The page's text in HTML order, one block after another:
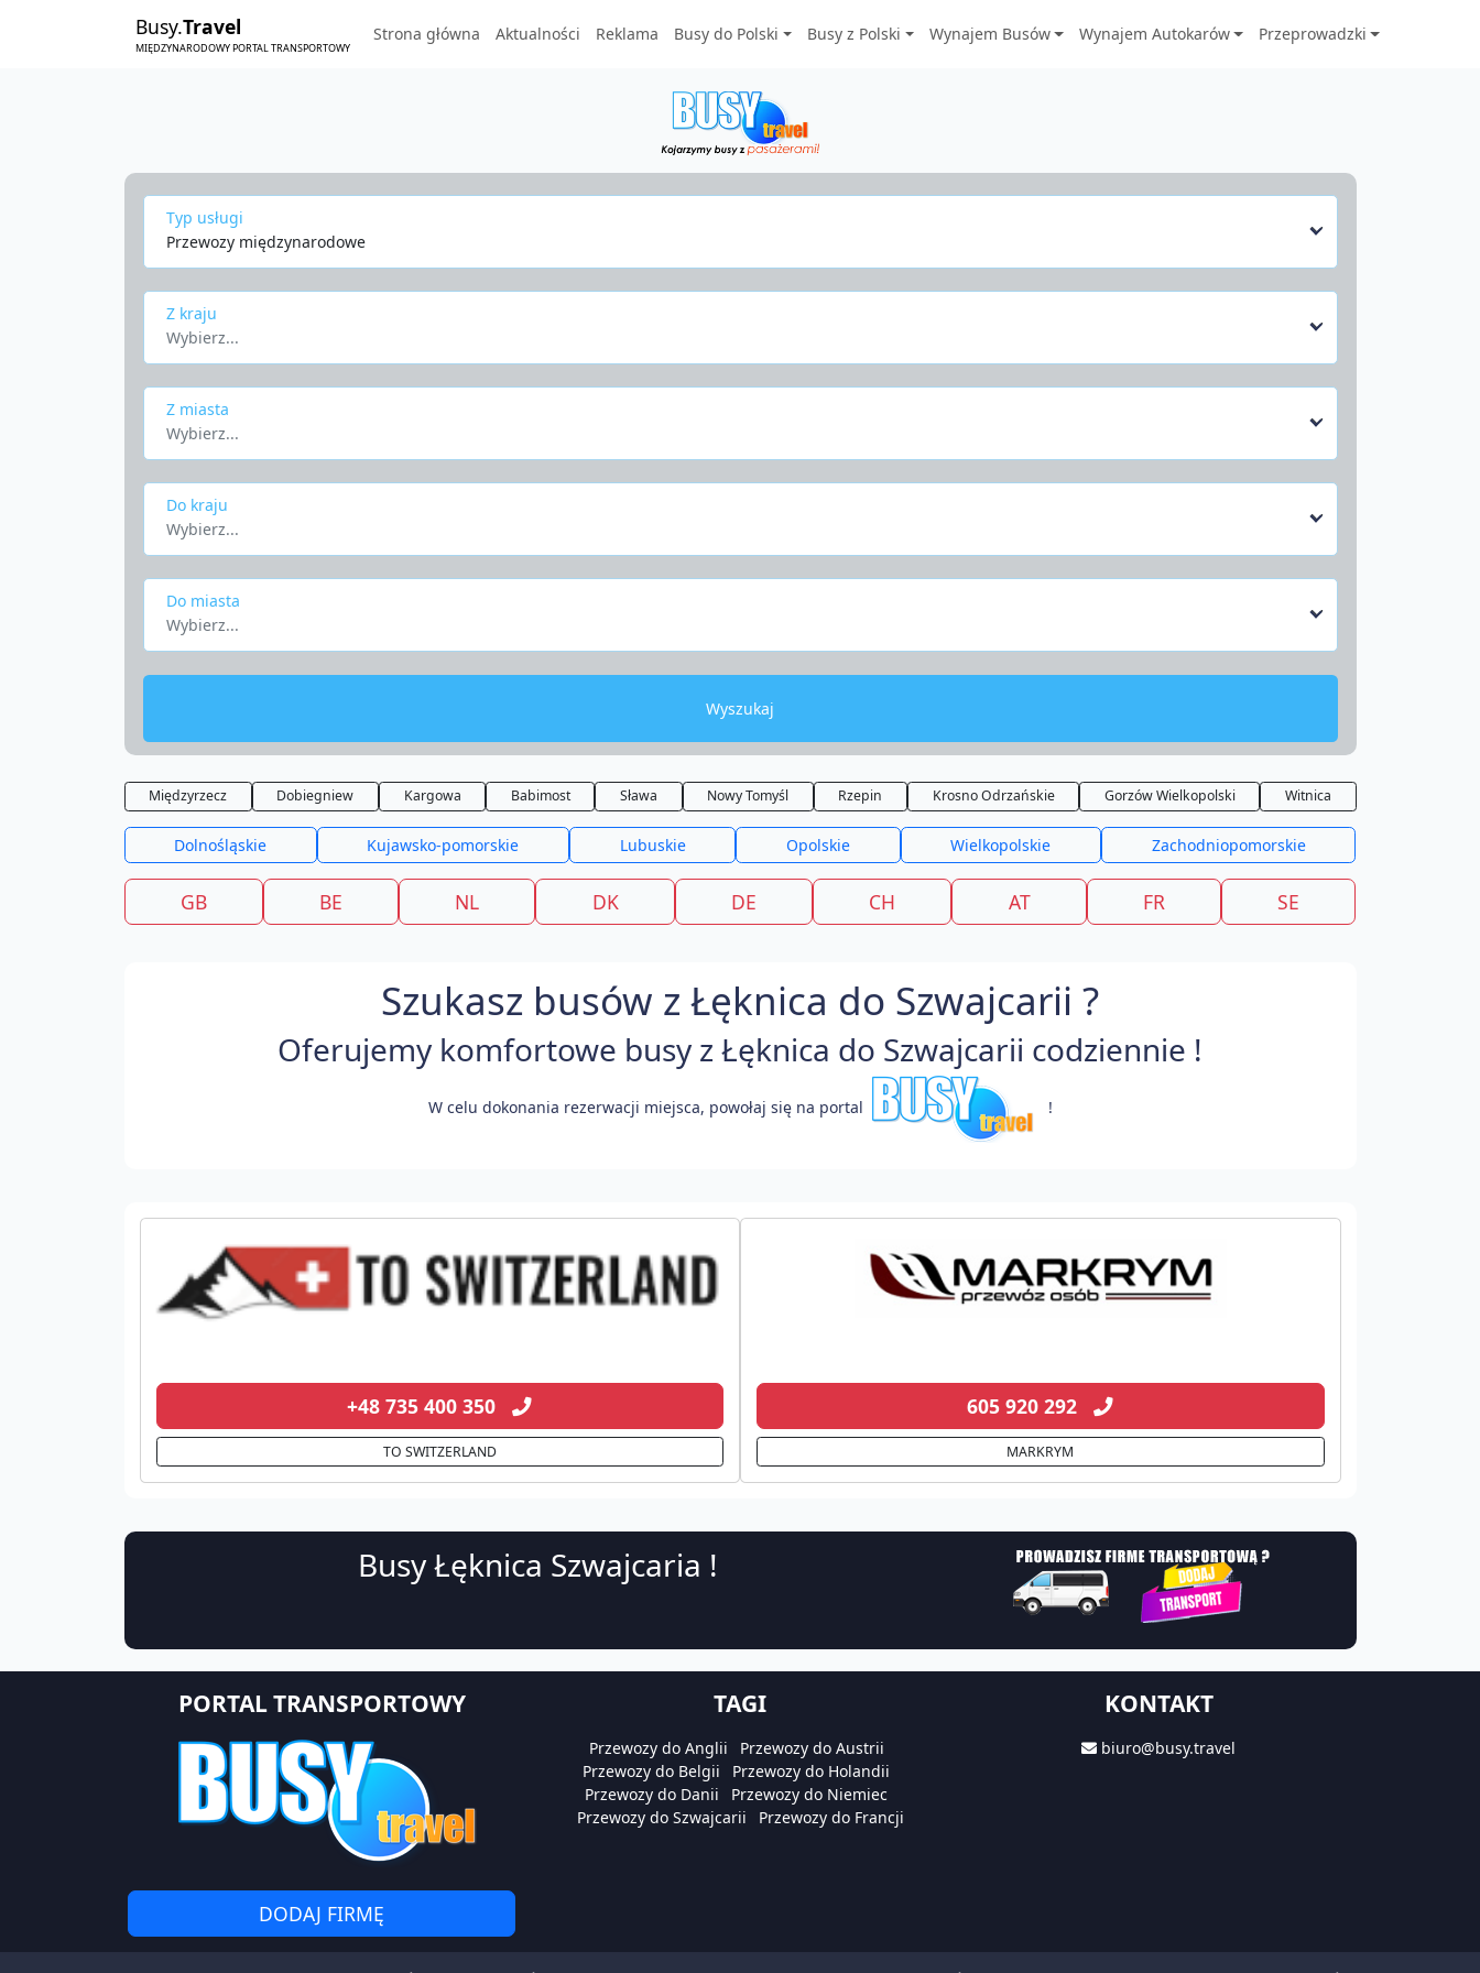
Busy.Travel
MIĘDZYNARODOWY PORTAL TRANSPORTOWY
Strona główna Aktualności Reklama Busy do Polski Busy z Polski Wynajem Busów Wynajem Autokarów Przeprowadzki
Typ usługi
Przewozy międzynarodowe
Z kraju
Wybierz...
Z miasta
Wybierz...
Do kraju
Wybierz...
Do miasta
Wybierz...
Wyszukaj
Międzyrzecz Dobiegniew Kargowa Babimost Sława Nowy Tomyśl Rzepin Krosno Odrzańskie Gorzów Wielkopolski Witnica
Dolnośląskie Kujawsko-pomorskie Lubuskie Opolskie Wielkopolskie Zachodniopomorskie
GB BE NL DK DE CH AT FR SE
Szukasz busów z Łęknica do Szwajcarii ?
Oferujemy komfortowe busy z Łęknica do Szwajcarii codziennie !
W celu dokonania rezerwacji miejsca, powołaj się na portal !
+48 735 400 350
TO SWITZERLAND
605 920 292
MARKRYM
Busy Łęknica Szwajcaria !
PORTAL TRANSPORTOWY
DODAJ FIRMĘ
TAGI
Przewozy do Anglii
Przewozy do Austrii
Przewozy do Belgii
Przewozy do Holandii
Przewozy do Danii
Przewozy do Niemiec
Przewozy do Szwajcarii
Przewozy do Francji
KONTAKT
biuro@busy.travel